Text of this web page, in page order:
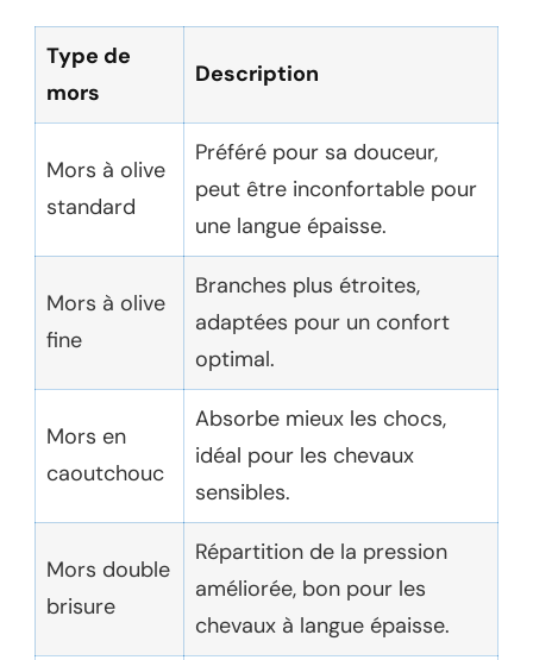
Type de
mors
Description
Mors à olive
standard
Préféré pour sa douceur,
peut être inconfortable pour
une langue épaisse.
Mors à olive
fine
Branches plus étroites,
adaptées pour un confort
optimal.
Mors en
caoutchouc
Absorbe mieux les chocs,
idéal pour les chevaux
sensibles.
Mors double
brisure
Répartition de la pression
améliorée, bon pour les
chevaux à langue épaisse.